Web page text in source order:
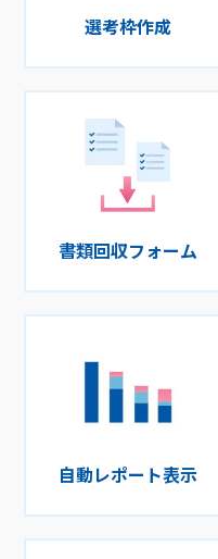
選考枠作成
書類回収フォーム
自動レポート表示